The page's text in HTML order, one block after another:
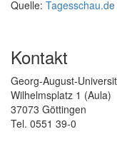
Quelle:
Kontakt
Georg-August-
Wilhelmsplatz 1 (Aula)
37073 Göttingen
Tel. 0551 39-0